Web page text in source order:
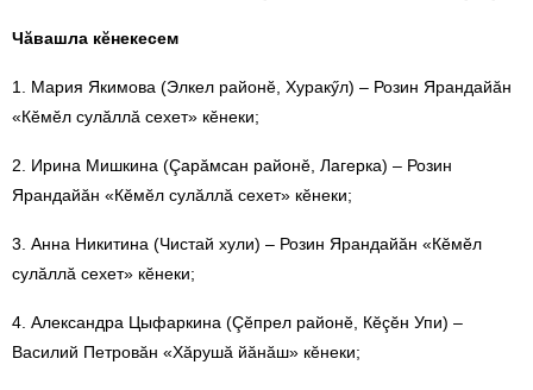
Чăвашла кӗнекесем
1. Мария Якимова (Элкел районӗ, Хуракӳл) – Розин Ярандайăн
«Кӗмӗл сулăллă сехет» кӗнеки;
2. Ирина Мишкина (Çарăмсан районӗ, Лагерка) – Розин
Ярандайăн «Кӗмӗл сулăллă сехет» кӗнеки;
3. Анна Никитина (Чистай хули) – Розин Ярандайăн «Кӗмӗл
сулăллă сехет» кӗнеки;
4. Александра Цыфаркина (Çӗпрел районӗ, Кӗçӗн Упи) –
Василий Петровăн «Хăрушă йăнăш» кӗнеки;